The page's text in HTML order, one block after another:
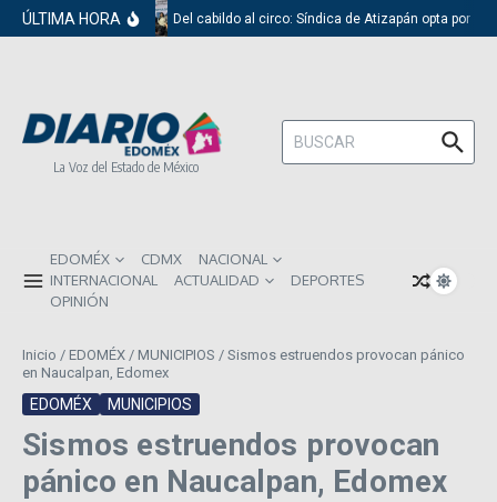
Saltar al contenido
ÚLTIMA HORA Del cabildo al circo: Síndica de Atizapán opta por el
La Voz del Estado de México
Buscar:
EDOMÉX CDMX
NACIONAL
INTERNACIONAL
ACTUALIDAD
DEPORTES
OPINIÓN
Inicio / EDOMÉX / MUNICIPIOS / Sismos estruendos provocan pánico
en Naucalpan, Edomex
EDOMÉX MUNICIPIOS
Sismos estruendos provocan
pánico en Naucalpan, Edomex